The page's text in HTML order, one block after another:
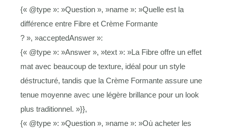
{« @type »: »Question », »name »: »Quelle est la
différence entre Fibre et Crème Formante
? », »acceptedAnswer »:
{« @type »: »Answer », »text »: »La Fibre offre un effet
mat avec beaucoup de texture, idéal pour un style
déstructuré, tandis que la Crème Formante assure une
tenue moyenne avec une légère brillance pour un look
plus traditionnel. »}},
{« @type »: »Question », »name »: »Où acheter les